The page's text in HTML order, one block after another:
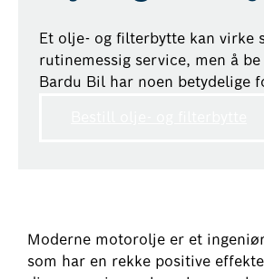
Et olje- og filterbytte kan virke
rutinemessig service, men å
Bardu Bil har noen betydelige
Moderne motorolje er et
som har en rekke positive